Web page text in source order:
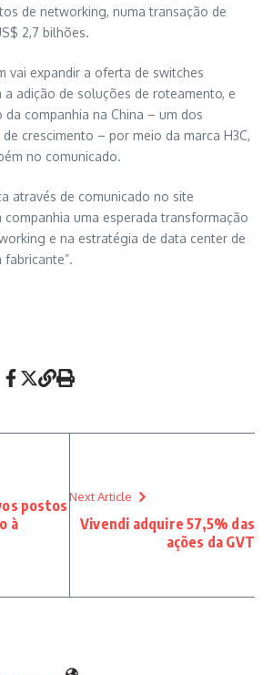
de networking, numa transação de
2,7 bilhões.
vai expandir a oferta de switches
a adição de soluções de roteamento, e
companhia na China – um dos
crescimento – por meio da marca H3C,
no comunicado.
através de comunicado no site
companhia uma esperada transformação
e na estratégia de data center de
postos
à
Next Article
Vivendi adquire 57,5% das
ações da GVT